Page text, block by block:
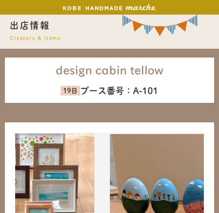
出店情報
Creators & Items
design cabin tellow
ブース番号： A-101